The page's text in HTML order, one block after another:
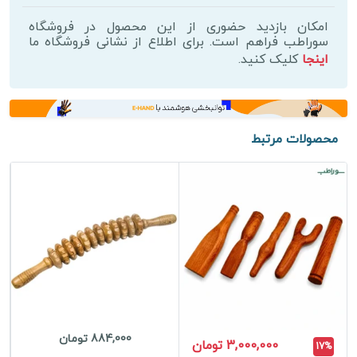
چوبی
تایلندی
رفلکسولوژی
کف
پا
دست
امکان بازدید حضوری از این محصول در فروشگاه
سوراطب فراهم است. برای اطلاع از نشانی فروشگاه ما
اینجا کلیک کنید.
محصولات مرتبط
17% 3,000,000 تومان 884,000 تومان